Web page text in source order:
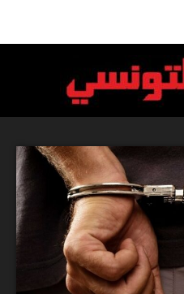
المنبر
التونسي